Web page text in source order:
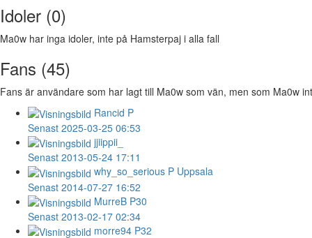
Idoler (0)
Ma0w har inga idoler, inte på Hamsterpaj i alla fall
Fans (45)
Fans är användare som har lagt till Ma0w som vän, men som Ma0w
Rancid P
Senast 2025-03-25 06:53
jjiippii_
Senast 2013-05-24 17:11
why_so_serious P Uppsala
Senast 2014-07-27 16:52
MurreB P30
Senast 2013-02-17 02:34
morre94 P32